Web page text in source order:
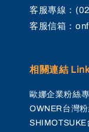
客服專線：
客服信箱：
相關連結
歐娜企業粉絲
OWNER台灣
SHIMOTSUKE